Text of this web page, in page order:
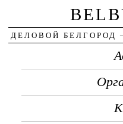
ДЕЛОВОЙ БЕЛГОРОД